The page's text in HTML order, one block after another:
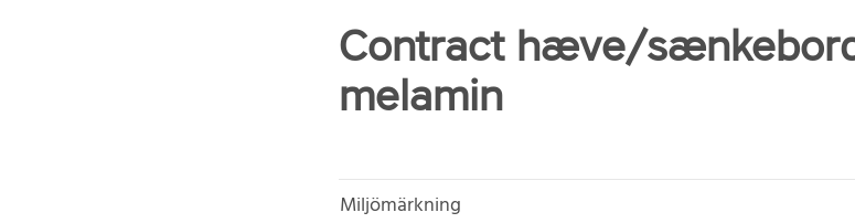
Contract hæve/
melamin
Miljömärkning